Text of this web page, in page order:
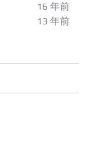
16 年前
13 年前